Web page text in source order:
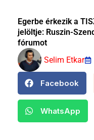
Egerbe érkezik a
jelöltje: Ruszin-
fórumot
Selim Etkar
Facebook
WhatsApp